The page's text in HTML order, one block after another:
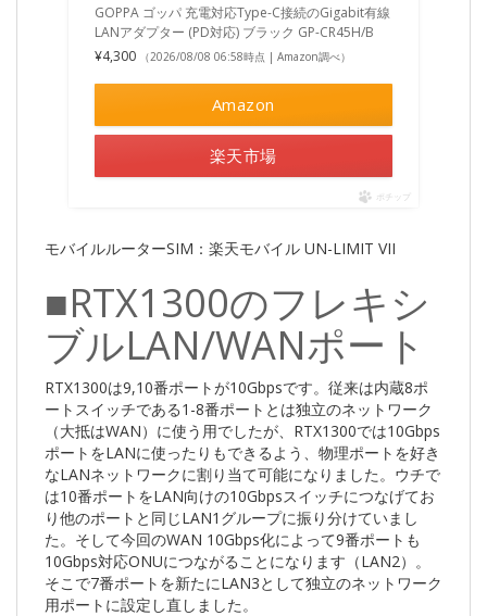
GOPPA ゴッパ 充電対応Type-C接続のGigabit有線
LANアダプター (PD対応) ブラック GP-CR45H/B
¥4,300
（2026/08/08 06:58時点 | Amazon調べ）
Amazon
楽天市場
ポチップ
モバイルルーターSIM：楽天モバイル UN-LIMIT VII
■RTX1300のフレキシ
ブルLAN/WANポート
RTX1300は9,10番ポートが10Gbpsです。従来は内蔵8ポ
ートスイッチである1-8番ポートとは独立のネットワーク
（大抵はWAN）に使う用でしたが、RTX1300では10Gbps
ポートをLANに使ったりもできるよう、物理ポートを好き
なLANネットワークに割り当て可能になりました。ウチで
は10番ポートをLAN向けの10Gbpsスイッチにつなげてお
り他のポートと同じLAN1グループに振り分けていまし
た。そして今回のWAN 10Gbps化によって9番ポートも
10Gbps対応ONUにつながることになります（LAN2）。
そこで7番ポートを新たにLAN3として独立のネットワーク
用ポートに設定し直しました。